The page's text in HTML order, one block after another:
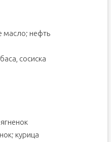
масло; нефть
сосиска
курица